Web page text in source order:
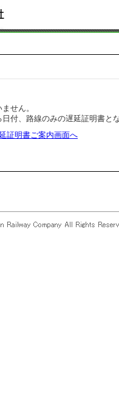
せん。
付、路線のみの遅延証明書と
証明書ご案内画面へ